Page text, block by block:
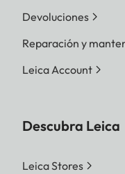
Devoluciones
Reparación y
Leica Account
Descubra Leica
Leica Stores